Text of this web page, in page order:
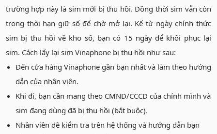
trường hợp này là sim mới bị thu hồi. Đồng thời sim vẫn còn
trong thời hạn giữ số để chờ mở lại. Kể từ ngày chính thức
sim bị thu hồi về kho số, bạn có 15 ngày để khôi phục lại
sim. Cách lấy lại sim Vinaphone bị thu hồi như sau:
Đến cửa hàng Vinaphone gần bạn nhất và làm theo hướng
dẫn của nhân viên.
Khi đi, bạn cần mang theo CMND/CCCD của chính mình và
sim đang dùng đã bị thu hồi (bắt buộc).
Nhân viên dẽ kiểm tra trên hệ thống và hướng dẫn bạn